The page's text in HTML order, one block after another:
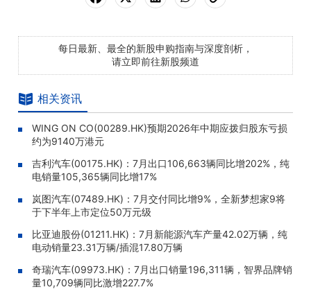
每日最新、最全的新股申购指南与深度剖析，
请立即前往新股频道
相关资讯
WING ON CO(00289.HK)预期2026年中期应拨归股东亏损
约为9140万港元
吉利汽车(00175.HK)：7月出口106,663辆同比增202%，纯
电销量105,365辆同比增17%
岚图汽车(07489.HK)：7月交付同比增9%，全新梦想家9将
于下半年上市定位50万元级
比亚迪股份(01211.HK)：7月新能源汽车产量42.02万辆，纯
电动销量23.31万辆/插混17.80万辆
奇瑞汽车(09973.HK)：7月出口销量196,311辆，智界品牌销
量10,709辆同比激增227.7%